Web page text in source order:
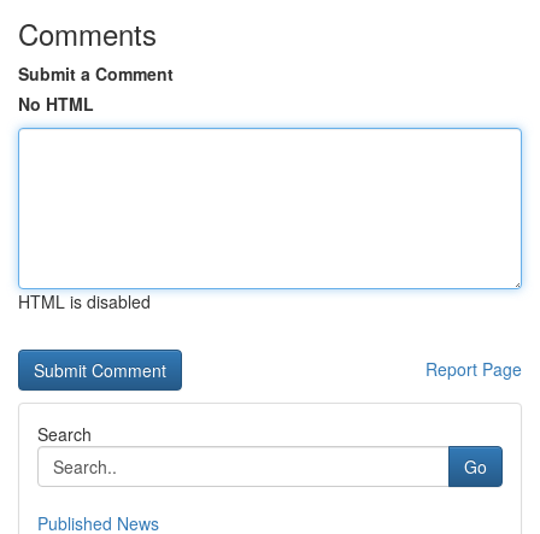
Comments
Submit a Comment
No HTML
HTML is disabled
Report Page
Search
Go
Published News